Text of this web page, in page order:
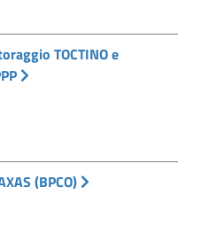
TOCTINO e
(BPCO)